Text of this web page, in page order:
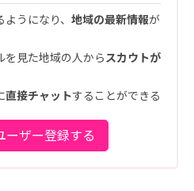
ようになり、 地域の最新情報が
を見た地域の人から スカウトが
直接チャットすることができる
ーザー登録する